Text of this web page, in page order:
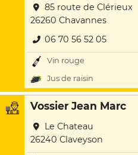
85 route de Clérieux
26260 Chavannes
06 70 56 52 05
Vin rouge
Jus de raisin
Vossier Jean Marc
Le Chateau
26240 Claveyson